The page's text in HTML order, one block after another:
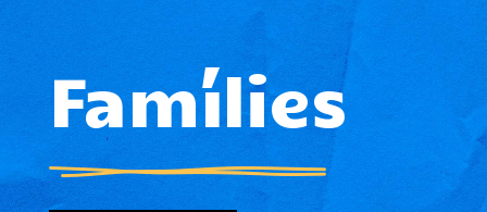
Famílies